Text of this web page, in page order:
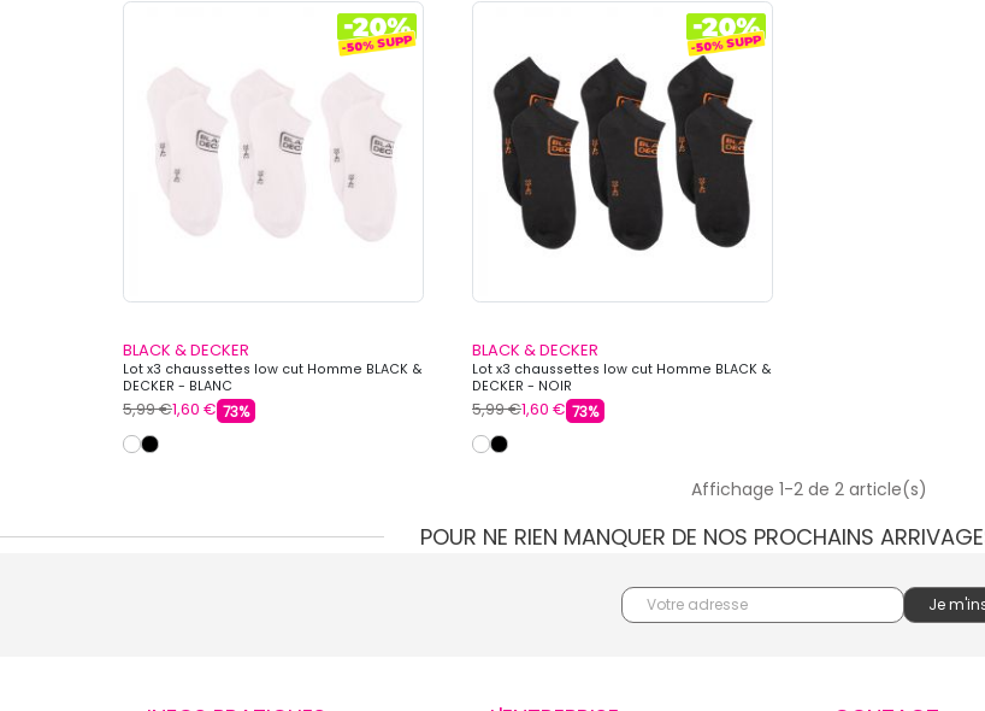
BLACK & DECKER
Lot x3 chaussettes low cut Homme BLACK &
DECKER - BLANC
5,99 €1,60 € 73%
BLACK & DECKER
Lot x3 chaussettes low cut Homme BLACK &
DECKER - NOIR
5,99 €1,60 € 73%
Affichage 1-2 de 2 article(s)
POUR NE RIEN MANQUER DE NOS PROCHAINS